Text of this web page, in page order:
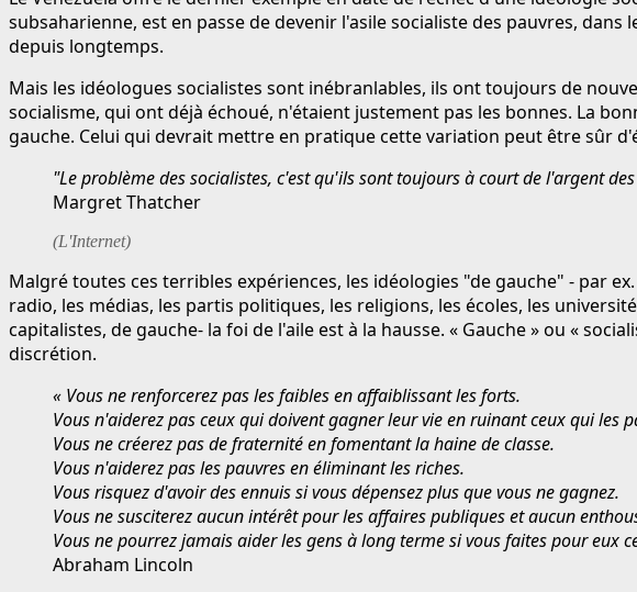
subsaharienne, est en passe de devenir l'asile socialiste des pauvres,
depuis longtemps.
Mais les idéologues socialistes sont inébranlables, ils ont toujours de
socialisme, qui ont déjà échoué, n'étaient justement pas les bonnes. La
gauche. Celui qui devrait mettre en pratique cette variation peut être sûr
"Le problème des socialistes, c'est qu'ils sont toujours à court de l'argent
Margret Thatcher
(L'Internet)
Malgré toutes ces terribles expériences, les idéologies "de gauche" - par
radio, les médias, les partis politiques, les religions, les écoles, les
capitalistes, de gauche- la foi de l'aile est à la hausse. « Gauche » ou «
discrétion.
« Vous ne renforcerez pas les faibles en affaiblissant les forts.
Vous n'aiderez pas ceux qui doivent gagner leur vie en ruinant ceux qui les
Vous ne créerez pas de fraternité en fomentant la haine de classe.
Vous n'aiderez pas les pauvres en éliminant les riches.
Vous risquez d'avoir des ennuis si vous dépensez plus que vous ne gagnez.
Vous ne susciterez aucun intérêt pour les affaires publiques et aucun
Vous ne pourrez jamais aider les gens à long terme si vous faites pour eux
Abraham Lincoln